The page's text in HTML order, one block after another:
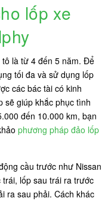
lốp xe
là từ 4 đến 5 năm. Để
tối đa và sử dụng lốp
các bác tài có kinh
sẽ giúp khắc phục tình
đến 10.000 km, bạn
phương pháp đảo lốp
cầu trước như Nissan
lốp sau trái ra trước
ra sau phải. Cách khác